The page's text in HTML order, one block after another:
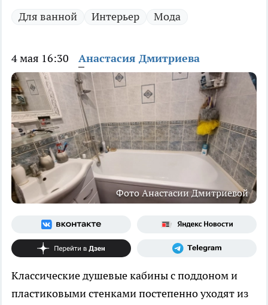
Для ванной Интерьер Мода
4 мая 16:30 Анастасия Дмитриева
Фото Анастасии Дмитриевой
Классические душевые кабины с поддоном и
пластиковыми стенками постепенно уходят из